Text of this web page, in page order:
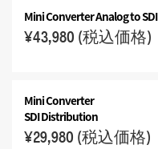
Mini ConverterAnalog to SDI
¥43,980 (税込価格)
Mini Converter
SDI Distribution
¥29,980 (税込価格)